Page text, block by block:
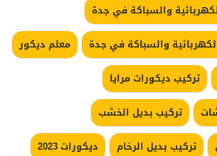
والسباكة في جدة
والسباكة في جدة
معلم ديكور
تركيب ديكورات مرايا
تركيب بديل الخشب
تركيب بديل الرخام
ديكورات 2023